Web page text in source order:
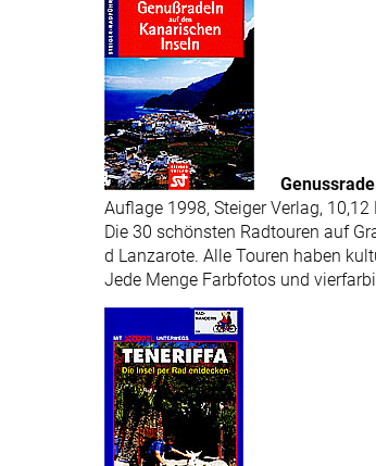
Auflage 1998, Steiger Verlag, 10,12
Die 30 schönsten Radtouren auf
d Lanzarote. Alle Touren haben
Jede Menge Farbfotos und